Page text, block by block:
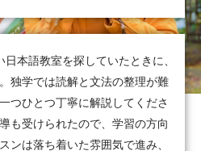
本語教室を探していたときに、
独学では読解と文法の整理が難
つひとつ丁寧に解説してくださ
も受けられたので、学習の方向
ンは落ち着いた雰囲気で進み、